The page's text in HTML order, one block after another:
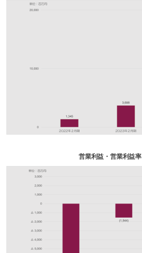
営業利益・営業利益率